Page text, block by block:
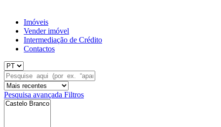
Imóveis
Vender imóvel
Intermediação de Crédito
Contactos
Pesquisa avançada Filtros